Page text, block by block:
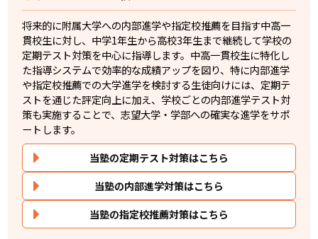
将来的に附属大学への内部進学や指定校推薦を目指す中高一
貫校生に対し、中学1年生から高校3年生まで継続して学校の
定期テスト対策を中心に指導します。中高一貫校生に特化し
た指導システムで効率的な成績アップを図り、特に内部進学
や指定校推薦での大学進学を検討する生徒向けには、定期テ
ストを通じた評定向上に加え、学校ごとの内部進学テスト対
策も実施することで、志望大学・学部への確実な進学をサポ
ートします。
当塾の定期テスト対策はこちら
当塾の内部進学対策はこちら
当塾の指定校推薦対策はこちら